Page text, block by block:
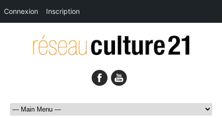
Connexion Inscription